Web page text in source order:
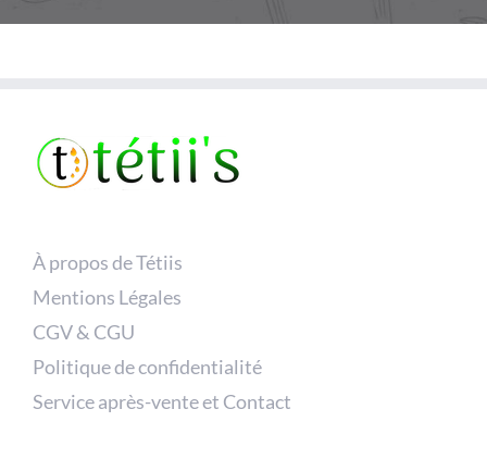
À propos de Tétiis
Mentions Légales
CGV & CGU
Politique de confidentialité
Service après-vente et Contact